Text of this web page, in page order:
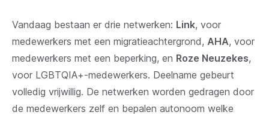
Vandaag bestaan er drie netwerken: Link, voor
medewerkers met een migratieachtergrond, AHA, voor
medewerkers met een beperking, en Roze Neuzekes,
voor LGBTQIA+-medewerkers. Deelname gebeurt
volledig vrijwillig. De netwerken worden gedragen door
de medewerkers zelf en bepalen autonoom welke